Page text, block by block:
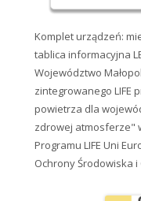
Komplet urządzeń:
tablica informacyjna
Województwo
zintegrowanego LIFE
powietrza dla
zdrowej atmosferze"
Programu LIFE Uni
Ochrony Środowiska